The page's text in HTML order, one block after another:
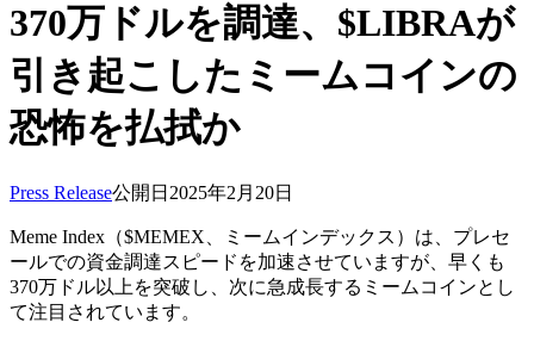
370万ドルを調達、$LIBRAが
引き起こしたミームコインの
恐怖を払拭か
Press Release公開日 2025年2月20日
Meme Index（$MEMEX、ミームインデックス）は、プレセ
ールでの資金調達スピードを加速させていますが、早くも
370万ドル以上を突破し、次に急成長するミームコインとし
て注目されています。